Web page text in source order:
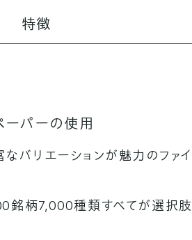
特徴
ーパーの使用
バリエーションが魅力のファイ
銘柄7,000種類すべてが選択肢